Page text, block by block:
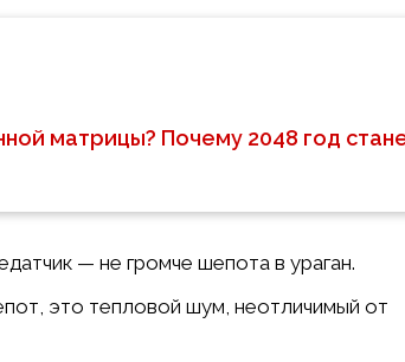
матрицы? Почему 2048 год
— не громче шепота в ураган.
это тепловой шум, неотличимый от